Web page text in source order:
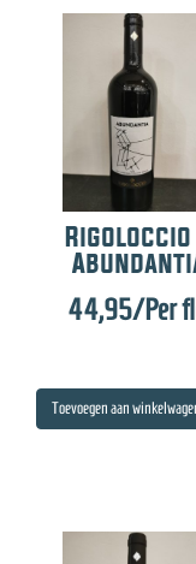
44,95/Per
Toevoegen aan